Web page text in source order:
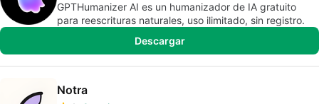
GPTHumanizer AI es un humanizador de IA gratuito
para reescrituras naturales, uso ilimitado, sin registro.
Descargar
Notra